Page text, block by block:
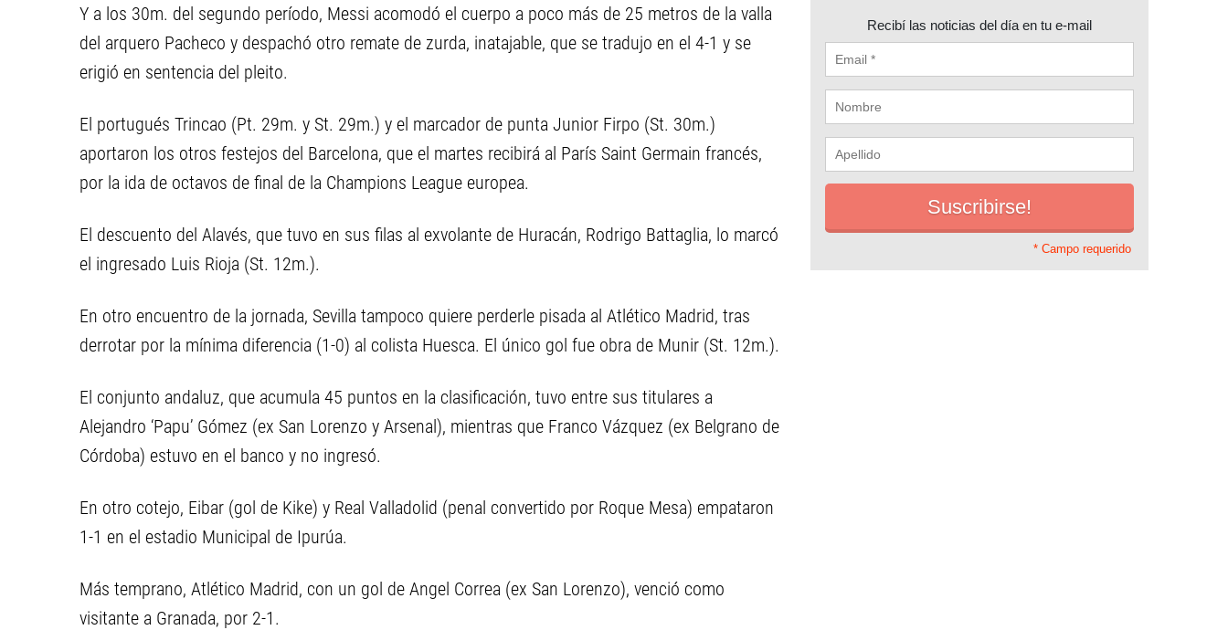
Y a los 30m. del segundo período, Messi acomodó el cuerpo a poco más de 25 metros de la valla
del arquero Pacheco y despachó otro remate de zurda, inatajable, que se tradujo en el 4-1 y se
erigió en sentencia del pleito.
El portugués Trincao (Pt. 29m. y St. 29m.) y el marcador de punta Junior Firpo (St. 30m.)
aportaron los otros festejos del Barcelona, que el martes recibirá al París Saint Germain francés,
por la ida de octavos de final de la Champions League europea.
El descuento del Alavés, que tuvo en sus filas al exvolante de Huracán, Rodrigo Battaglia, lo marcó
el ingresado Luis Rioja (St. 12m.).
En otro encuentro de la jornada, Sevilla tampoco quiere perderle pisada al Atlético Madrid, tras
derrotar por la mínima diferencia (1-0) al colista Huesca. El único gol fue obra de Munir (St. 12m.).
El conjunto andaluz, que acumula 45 puntos en la clasificación, tuvo entre sus titulares a
Alejandro ‘Papu’ Gómez (ex San Lorenzo y Arsenal), mientras que Franco Vázquez (ex Belgrano de
Córdoba) estuvo en el banco y no ingresó.
En otro cotejo, Eibar (gol de Kike) y Real Valladolid (penal convertido por Roque Mesa) empataron
1-1 en el estadio Municipal de Ipurúa.
Más temprano, Atlético Madrid, con un gol de Angel Correa (ex San Lorenzo), venció como
visitante a Granada, por 2-1.
Recibí las noticias del día en tu e-mail
* Campo requerido